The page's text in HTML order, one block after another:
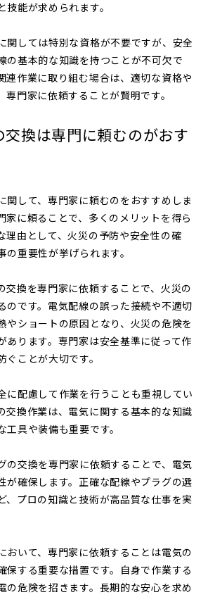
能が求められます。
関しては特別な資格が不要ですが、安全
の基本的な知識を持つことが不可欠で
連作業に取り組む場合は、適切な資格や
門家に依頼することが賢明です。
交換は専門に頼むのがおす
関して、専門家に頼むのをおすすめしま
家に頼ることで、多くのメリットを得ら
理由として、火災の予防や安全性の確
重要性が挙げられます。
交換を専門家に依頼することで、火災の
のです。電気配線の誤った接続や不適切
やショートの原因となり、火災の危険を
あります。専門家は安全基準に従って作
ことが大切です。
に配慮して作業を行うことも重視してい
交換作業は、電気に関する基本的な知識
具や装備も重要です。
の交換を専門家に依頼することで、電気
が確保します。正確な配線やプラグの選
、プロの知識と技術が高品質な仕事を実
おいて、専門家に依頼することは電気の
保する重要な措置です。自身で作業する
の危険を招きます。長期的な安心を求め